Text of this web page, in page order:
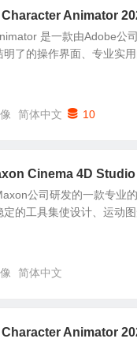
Animator
是一款由Adobe公
了的操作界面、专业实
简体中文 10
Cinema 4D
公司研发的一款专业
的工具集使设计、运动
简体中文
Animator